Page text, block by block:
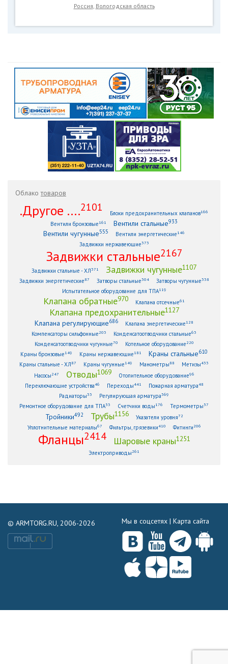
Россия, Вологодская область
Облакотоваров
.Другое ....2101
Блоки предохранительных клапанов166
Вентили бронзовые161 Вентили стальные933
Вентили чугунные555 Вентили энергетические146
Задвижки нержавеющие373
Задвижки стальные2167
Задвижки стальные - ХЛ371 Задвижки чугунные1107
Задвижки энергетические87 Затворы стальные304 Затворы чугунные338
Испытательное оборудование для ТПА119
Клапана обратные970 Клапана отсечные61
Клапана предохранительные1127
Клапана регулирующие686 Клапана энергетические128
Компенсаторы сильфонные203 Конденсатоотводчики стальные63
Конденсатоотводчики чугунные70 Котельное оборудование220
Краны бронзовые149 Краны нержавеющие181 Краны стальные610
Краны стальные - ХЛ87 Краны чугунные149 Манометры88 Метизы433
Насосы247 Отводы1069 Отопительное оборудование96
Переключающие устройства46 Переходы441 Пожарная арматура48
Радиаторы33 Регулирующая арматура369
Ремонтное оборудование для ТПА53 Счетчики воды176 Термометры 57
Тройники492 Трубы1156 Указатели уровня72
Уплотнительные материалы67 Фильтры, грязевики410 Фитинги206
Фланцы2414 Шаровые краны1251
Электроприводы261
© ARMTORG.RU, 2006-2026 Мы в соцсетях | Карта сайта